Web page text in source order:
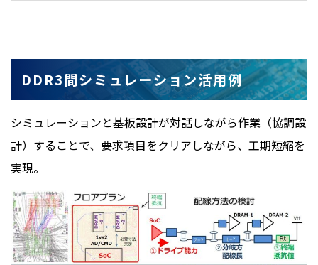
DDR3間シミュレーション活用例
シミュレーションと基板設計が対話しながら作業（協調設
計）することで、要求項目をクリアしながら、工期短縮を
実現。